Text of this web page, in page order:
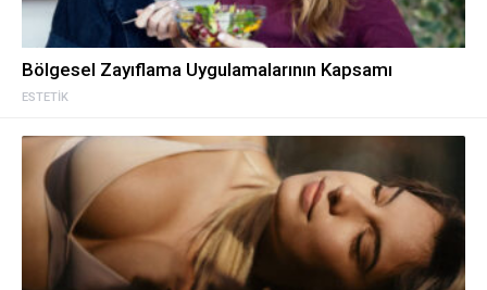
ESTETIK
Bölgesel Zayıflama Uygulamalarının Kapsamı